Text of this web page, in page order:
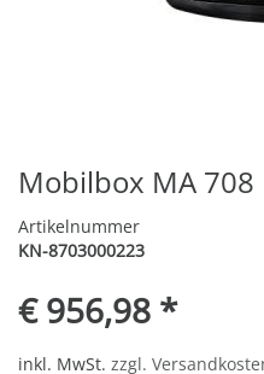
Mobilbox MA 708
Artikelnummer
KN-8703000223
€ 956,98 *
inkl. MwSt. zzgl.